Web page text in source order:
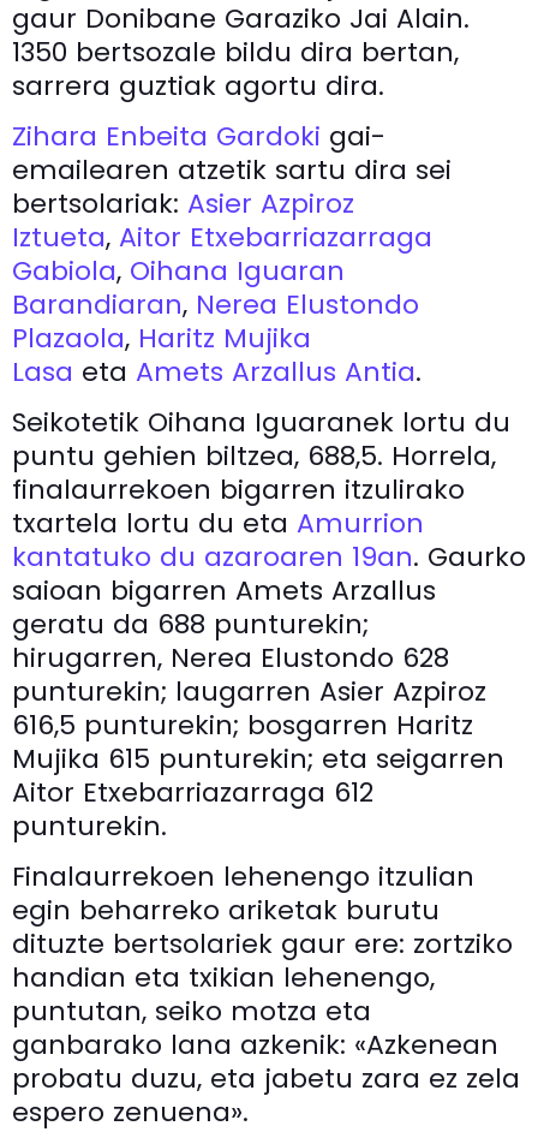
gaur Donibane Garaziko Jai Alain.
1350 bertsozale bildu dira bertan,
sarrera guztiak agortu dira.
Zihara Enbeita Gardoki gai-
emailearen atzetik sartu dira sei
bertsolariak: Asier Azpiroz
Iztueta, Aitor Etxebarriazarraga
Gabiola, Oihana Iguaran
Barandiaran, Nerea Elustondo
Plazaola, Haritz Mujika
Lasa eta Amets Arzallus Antia.
Seikotetik Oihana Iguaranek lortu du
puntu gehien biltzea, 688,5. Horrela,
finalaurrekoen bigarren itzulirako
txartela lortu du eta Amurrion
kantatuko du azaroaren 19an. Gaurko
saioan bigarren Amets Arzallus
geratu da 688 punturekin;
hirugarren, Nerea Elustondo 628
punturekin; laugarren Asier Azpiroz
616,5 punturekin; bosgarren Haritz
Mujika 615 punturekin; eta seigarren
Aitor Etxebarriazarraga 612
punturekin.
Finalaurrekoen lehenengo itzulian
egin beharreko ariketak burutu
dituzte bertsolariek gaur ere: zortziko
handian eta txikian lehenengo,
puntutan, seiko motza eta
ganbarako lana azkenik: «Azkenean
probatu duzu, eta jabetu zara ez zela
espero zenuena».